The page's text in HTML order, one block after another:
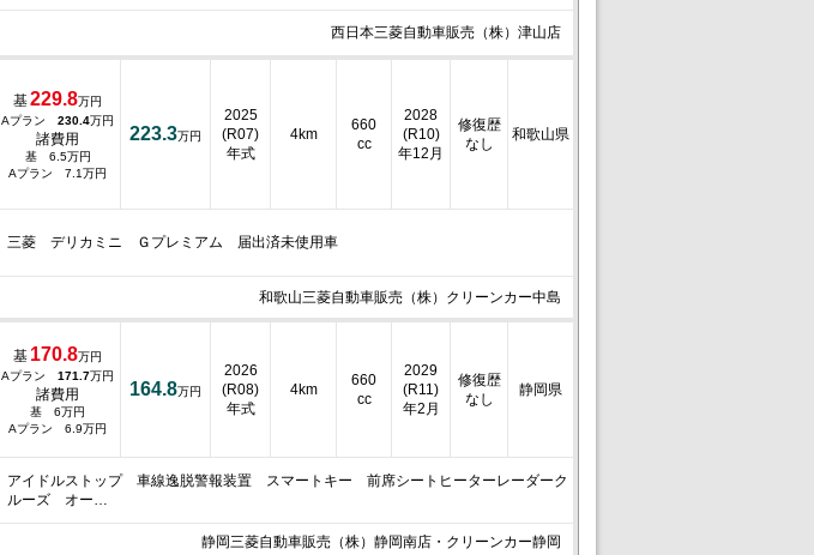
西日本三菱自動車販売（株）津山店
基229.8万円
Aプラン 230.4万円
諸費用
基 6.5万円
Aプラン 7.1万円
223.3万円
2025
(R07)
年式
4km
660
cc
2028
(R10)
年12月
修復歴
なし
和歌山県
三菱 デリカミニ Ｇプレミアム 届出済未使用車
和歌山三菱自動車販売（株）クリーンカー中島
基 170.8万円
Aプラン 171.7万円
諸費用
基 6万円
Aプラン 6.9万円
164.8万円
2026
(R08)
年式
4km
660
cc
2029
(R11)
年2月
修復歴
なし
静岡県
アイドルストップ 車線逸脱警報装置 スマートキー 前席シートヒーターレーダーク
ルーズ オー…
静岡三菱自動車販売（株）静岡南店・クリーンカー静岡